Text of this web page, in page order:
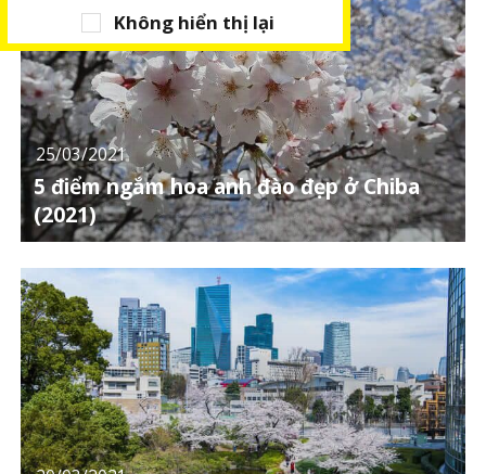
25/03/2021
5 điểm ngắm hoa anh đào đẹp ở Chiba
(2021)
Không hiển thị lại